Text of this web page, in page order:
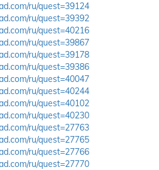
ru/quest=39124
ru/quest=39392
ru/quest=40216
ru/quest=39867
ru/quest=39178
ru/quest=39386
ru/quest=40047
ru/quest=40244
ru/quest=40102
ru/quest=40230
ru/quest=27763
ru/quest=27765
ru/quest=27766
ru/quest=27770